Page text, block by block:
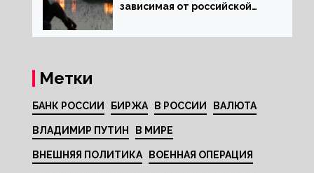
зависимая от российской
Метки
БАНК РОССИИ БИРЖА В РОССИИ ВАЛЮТА
ВЛАДИМИР ПУТИН В МИРЕ
ВНЕШНЯЯ ПОЛИТИКА ВОЕННАЯ ОПЕРАЦИЯ